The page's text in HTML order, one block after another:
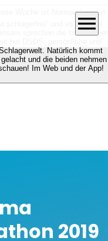
Woche ist Norman Langen
und es erwartet
sprechen die beiden über
bei DSDS, persönliche und
Natürlich kommt
und die beiden nehmen
Im Web und der App!
menu
2019